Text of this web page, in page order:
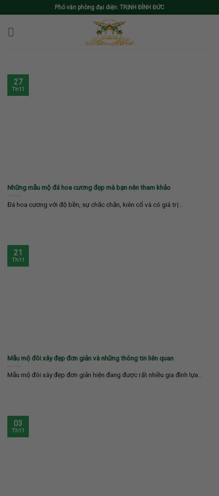
to
content
Phó văn phòng đại diện: TRỊNH ĐÌNH ĐỨC
Những mẫu mộ đá hoa cương đẹp mà bạn nên tham khảo
Đá hoa cương với độ bền, sự chắc chắn, kiên cố và có giá trị...
27
Th11
Mẫu mộ đôi xây đẹp đơn giản và những thông tin liên quan
Mẫu mộ đôi xây đẹp đơn giản hiện đang được rất nhiều gia đình lựa...
21
Th11
03
Th11